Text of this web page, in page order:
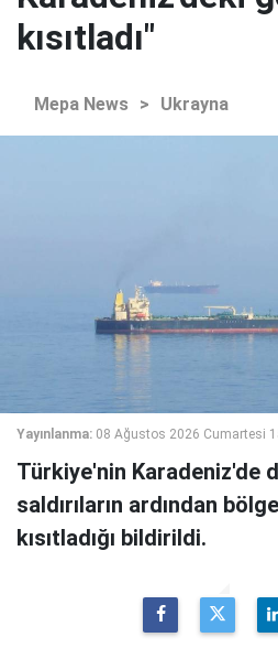
kısıtladı"
Mepa News > Ukrayna
Yayınlanma: 08 Ağustos 2026 Cumartesi
Türkiye'nin Karadeniz'de
saldırıların ardından
kısıtladığı bildirildi.